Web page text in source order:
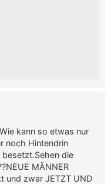
kann so etwas nur
noch Hintendrin
besetzt.Sehen die
MÄNNER
und zwar JETZT UND